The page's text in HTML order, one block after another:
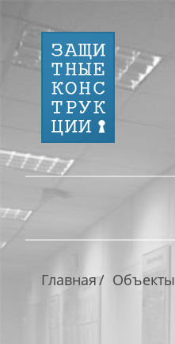
Главная Объекты